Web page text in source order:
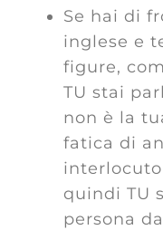
Se hai di
inglese e
figure,
TU stai
non è la
fatica di
quindi TU
persona